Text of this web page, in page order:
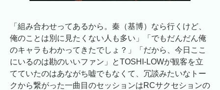
「組み合わせってあるから。秦（基博）なら行くけど、
俺のことは別に見たくない人も多い」「でもだんだん俺
のキャラもわかってきたでしょ？」「だから、今日ここ
にいるのは勘のいいファン」とTOSHI-LOWが観客を立
てていたのはあながち嘘でもなくて、冗談みたいなトー
クから繋がった一曲目のセッションはRCサクセションの